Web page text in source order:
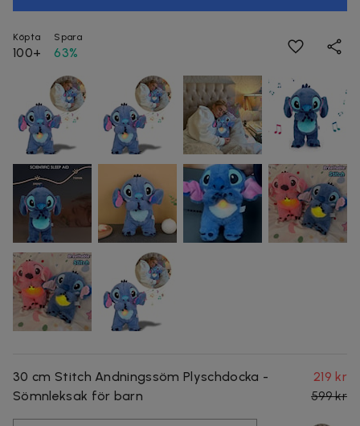
Köpta
100+
Spara
63%
30 cm Stitch Andningssöm Plyschdocka -
Sömnleksak för barn
219 kr
599 kr